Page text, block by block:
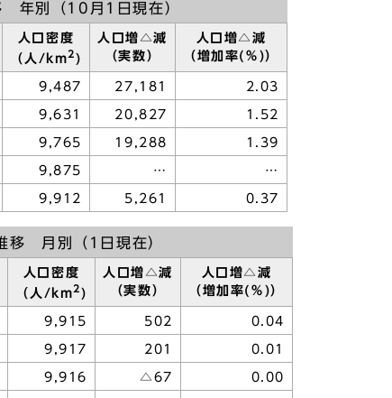
年別（10月1日現在）
人口密度
（人/km2)
人口増△減
（実数）
人口増△減
（増加率(％)）
9,487 27,181 2.03
9,631 20,827 1.52
9,765 19,288 1.39
9,875 … …
9,912 5,261 0.37
移 月別（1日現在）
人口密度
（人/km2)
人口増△減
（実数）
人口増△減
（増加率(％)）
9,915 502 0.04
9,917 201 0.01
9,916 △67 0.00